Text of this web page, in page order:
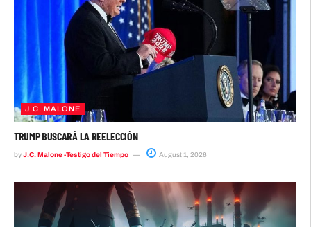
J.C. MALONE
TRUMP BUSCARÁ LA REELECCIÓN
byJ.C. Malone -Testigo del Tiempo August 1, 2026